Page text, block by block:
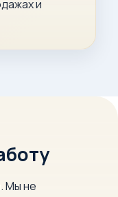
и
Мы не